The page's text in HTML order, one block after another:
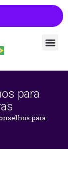
para
para